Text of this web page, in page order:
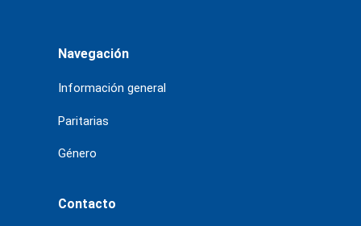
Navegación
Información general
Paritarias
Género
Contacto